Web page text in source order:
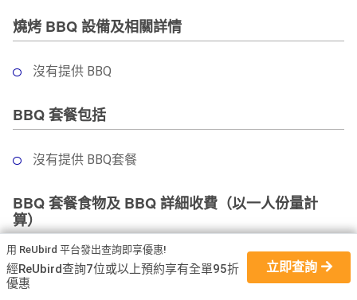
用 ReUbird 平台發出查詢即享優惠!
經ReUbird查詢7位或以上預約享有全單95折
優惠
立即查詢
燒烤 BBQ 設備及相關詳情
沒有提供 BBQ
BBQ 套餐包括
沒有提供 BBQ套餐
BBQ 套餐食物及 BBQ 詳細收費（以一人份量計
算）
沒有提供BBQ套餐